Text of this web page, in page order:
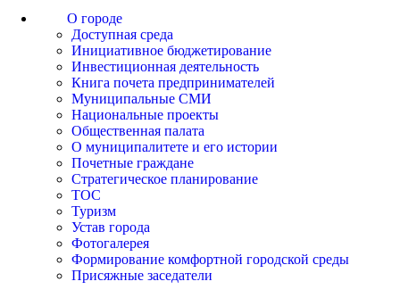
О городе
Доступная среда
Инициативное бюджетирование
Инвестиционная деятельность
Книга почета предпринимателей
Муниципальные СМИ
Национальные проекты
Общественная палата
О муниципалитете и его истории
Почетные граждане
Стратегическое планирование
ТОС
Туризм
Устав города
Фотогалерея
Формирование комфортной городской среды
Присяжные заседатели